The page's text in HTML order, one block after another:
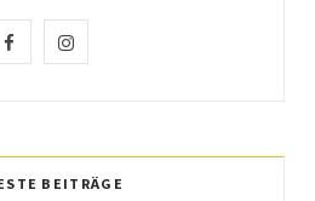
e
I
t
BEITRÄGE